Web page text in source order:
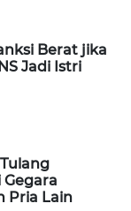
Berat jika
Jadi Istri
Pria Lain